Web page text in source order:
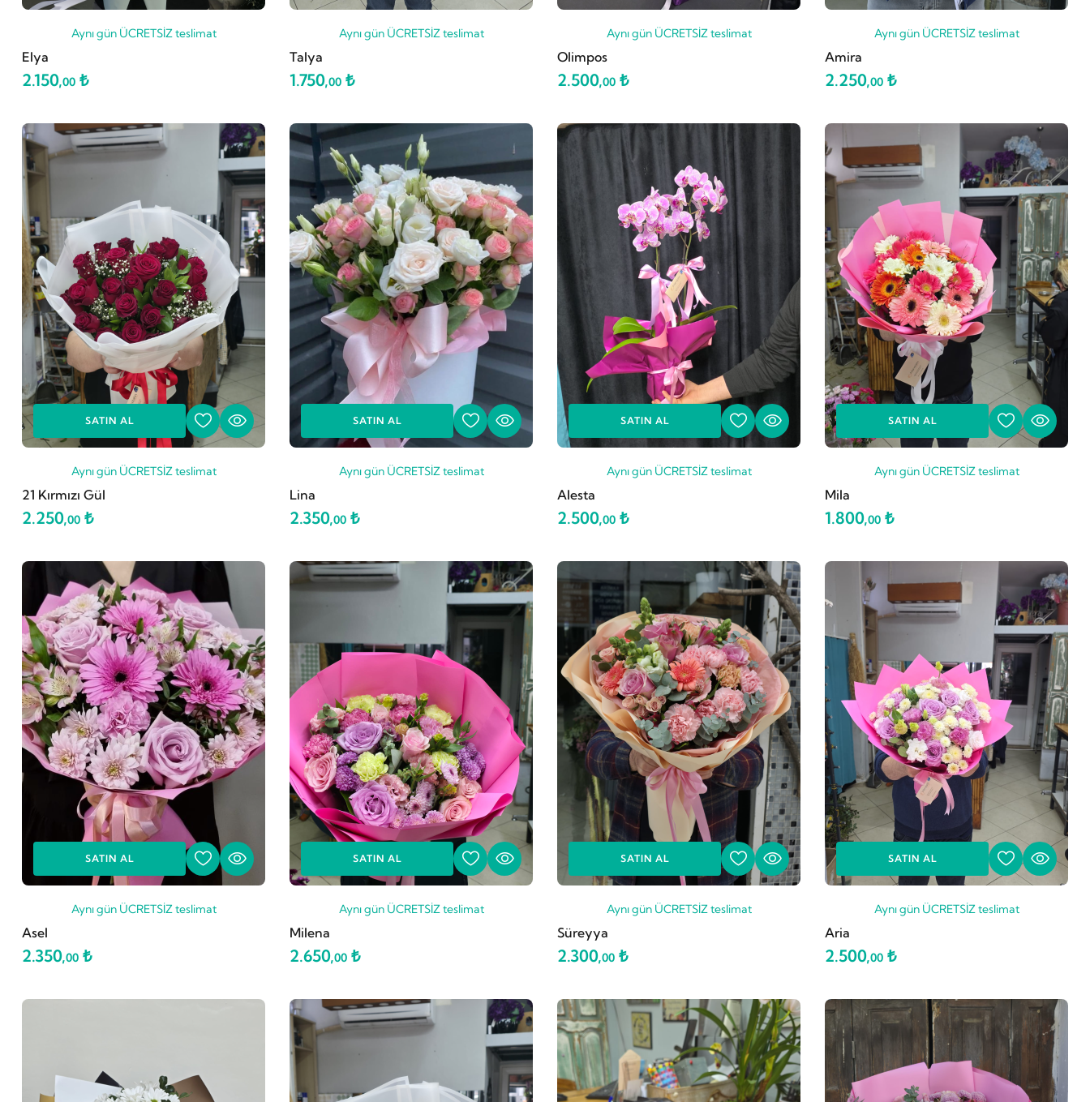
Aynı gün ÜCRETSİZ teslimat
Elya
2.150,00 ₺
Aynı gün ÜCRETSİZ teslimat
Talya
1.750,00 ₺
Aynı gün ÜCRETSİZ teslimat
Olimpos
2.500,00 ₺
Aynı gün ÜCRETSİZ teslimat
Amira
2.250,00 ₺
SATIN AL
Aynı gün ÜCRETSİZ teslimat
21 Kırmızı Gül
2.250,00 ₺
SATIN AL
Aynı gün ÜCRETSİZ teslimat
Lina
2.350,00 ₺
SATIN AL
Aynı gün ÜCRETSİZ teslimat
Alesta
2.500,00 ₺
SATIN AL
Aynı gün ÜCRETSİZ teslimat
Mila
1.800,00 ₺
SATIN AL
Aynı gün ÜCRETSİZ teslimat
Asel
2.350,00 ₺
SATIN AL
Aynı gün ÜCRETSİZ teslimat
Milena
2.650,00 ₺
SATIN AL
Aynı gün ÜCRETSİZ teslimat
Süreyya
2.300,00 ₺
SATIN AL
Aynı gün ÜCRETSİZ teslimat
Aria
2.500,00 ₺